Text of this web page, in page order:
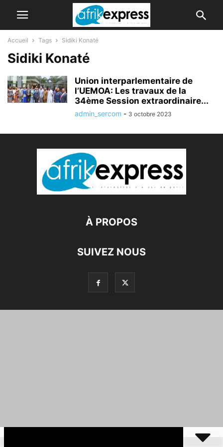
Accueil Tags Sidiki Konaté
Sidiki Konaté
Union interparlementaire de
l’UEMOA: Les travaux de la
34ème Session extraordinaire...
admin_sercom - 3 octobre 2023
À PROPOS
SUIVEZ NOUS